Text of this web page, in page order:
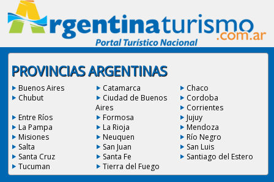
PROVINCIAS ARGENTINAS
Buenos Aires Catamarca
Chaco
Chubut
Ciudad de Buenos
Aires
Cordoba
Corrientes
Entre Ríos
Formosa
Jujuy
La Pampa
La Rioja
Mendoza
Misiones
Neuquen
Río Negro
Salta
San Juan
San Luis
Santa Cruz
Santa Fe
Santiago del Estero
Tucuman
Tierra del Fuego